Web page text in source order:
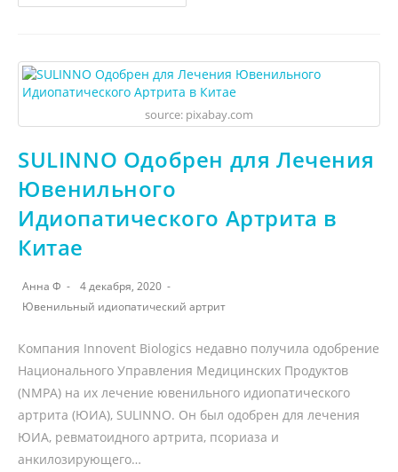
source: pixabay.com
SULINNO Одобрен для Лечения
Ювенильного
Идиопатического Артрита в
Китае
Анна Ф
4 декабря, 2020
Ювенильный идиопатический артрит
Компания Innovent Biologics недавно получила одобрение
Национального Управления Медицинских Продуктов
(NMPA) на их лечение ювенильного идиопатического
артрита (ЮИА), SULINNO. Он был одобрен для лечения
ЮИА, ревматоидного артрита, псориаза и
анкилозирующего…